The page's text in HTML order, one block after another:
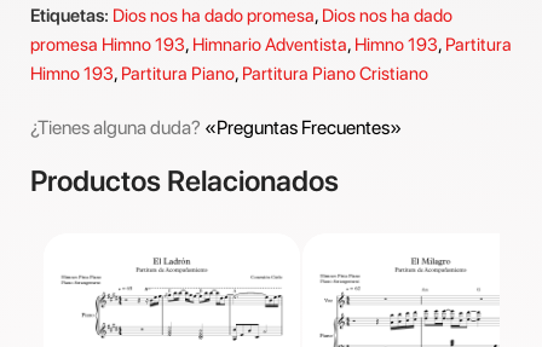
Etiquetas: Dios nos ha dado promesa, Dios nos ha dado
promesa Himno 193, Himnario Adventista, Himno 193, Partitura
Himno 193, Partitura Piano, Partitura Piano Cristiano
¿Tienes alguna duda? «Preguntas Frecuentes»
Productos Relacionados